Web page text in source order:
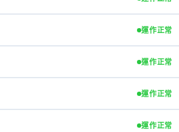
運作正常
運作正常
運作正常
運作正常